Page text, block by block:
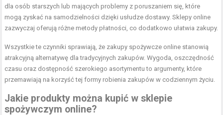
dla osób starszych lub mających problemy z poruszaniem się, które
mogą zyskać na samodzielności dzięki usłudze dostawy. Sklepy online
zazwyczaj oferują różne metody płatności, co dodatkowo ułatwia zakupy.
Wszystkie te czynniki sprawiają, że zakupy spożywcze online stanowią
atrakcyjną alternatywę dla tradycyjnych zakupów. Wygoda, oszczędność
czasu oraz dostępność szerokiego asortymentu to argumenty, które
przemawiają na korzyść tej formy robienia zakupów w codziennym życiu.
Jakie produkty można kupić w sklepie
spożywczym online?